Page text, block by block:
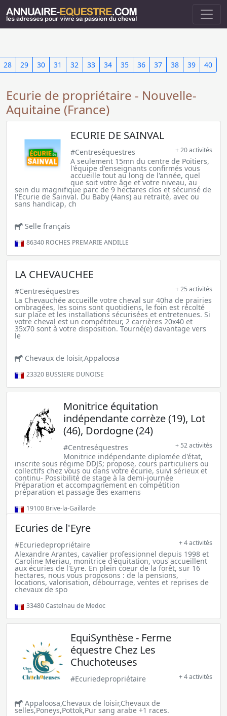
28 29 30 31 32 33 34 35 36 37 38 39 40
Ecurie de propriétaire - Nouvelle-
Aquitaine (France)
ECURIE DE SAINVAL
#Centreséquestres + 20 activités
A seulement 15mn du centre de Poitiers,
l'équipe d'enseignants confirmés vous
accueille tout au long de l'année, quel
que soit votre âge et votre niveau, au
sein du magnifique parc de 9 hectares clos et sécurisé de
l'Ecurie de Sainval. Du Baby (4ans) au retraité, avec ou
sans handicap, ch
Selle français
86340 ROCHES PREMARIE ANDILLE
LA CHEVAUCHEE
#Centreséquestres + 25 activités
La Chevauchée accueille votre cheval sur 40ha de prairies
ombragées, les soins sont quotidiens, le foin est récolté
sur place et les installations sécurisées et entretenues. Si
votre cheval est un compétiteur, 2 carrières 20x40 et
35x70 sont à votre disposition. Tourné(e) davantage vers
le
Chevaux de loisir,Appaloosa
23320 BUSSIERE DUNOISE
Monitrice équitation
indépendante corrèze (19), Lot
(46), Dordogne (24)
#Centreséquestres + 52 activités
Monitrice indépendante diplomée d'état,
inscrite sous régime DDJS; propose, cours particuliers ou
collectifs chez vous ou dans votre écurie, suivi sérieux et
continu- Possibilité de stage à la demi-journée
Préparation et accompagnement en compétition
préparation et passage des examens
19100 Brive-la-Gaillarde
Ecuries de l'Eyre
#Ecuriedepropriétaire + 4 activités
Alexandre Arantes, cavalier professionnel depuis 1998 et
Caroline Meriau, monitrice d'équitation, vous accueillent
aux écuries de l'Eyre. En plein coeur de la forêt, sur 16
hectares, nous vous proposons : de la pensions,
locations, valorisation, débourrage, ventes et reprises de
chevaux de spo
33480Castelnau de Medoc
EquiSynthèse - Ferme
équestre Chez Les
Chuchoteuses
#Ecuriedepropriétaire + 4 activités
Appaloosa,Chevaux de loisir,Chevaux de
selles,Poneys,Pottok,Pur sang arabe +1 races.